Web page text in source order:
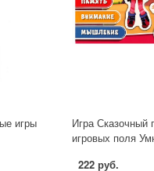
игры
Игра Сказочный
игровых поля
222 руб.